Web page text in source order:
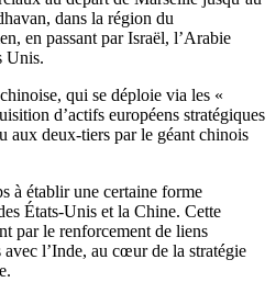
dans la région du
en passant par Israël, l’Arabie
Unis.
qui se déploie via les «
d’actifs européens stratégiques
aux deux-tiers par le géant chinois
à établir une certaine forme
États-Unis et la Chine. Cette
par le renforcement de liens
l’Inde, au cœur de la stratégie